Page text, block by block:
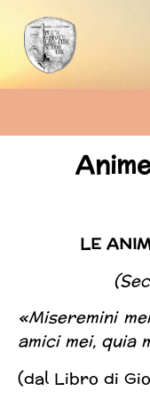
LE
«Miseremini
amici mei, quia
(dal Libro di